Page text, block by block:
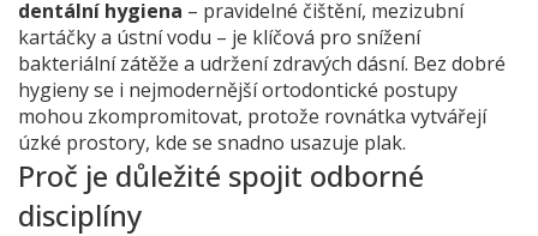
dentální hygiena – pravidelné čištění, mezizubní
kartáčky a ústní vodu – je klíčová pro snížení
bakteriální zátěže a udržení zdravých dásní. Bez dobré
hygieny se i nejmodernější ortodontické postupy
mohou zkompromitovat, protože rovnátka vytvářejí
úzké prostory, kde se snadno usazuje plak.
Proč je důležité spojit odborné
disciplíny